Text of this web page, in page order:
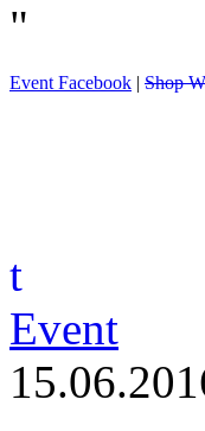
"
Event Facebook | Shop
t
Event
15.06.201